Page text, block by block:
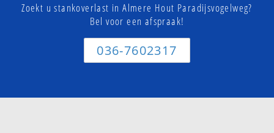
Zoekt u stankoverlast in Almere Hout Paradijsvogelweg?
Bel voor een afspraak!
036-7602317